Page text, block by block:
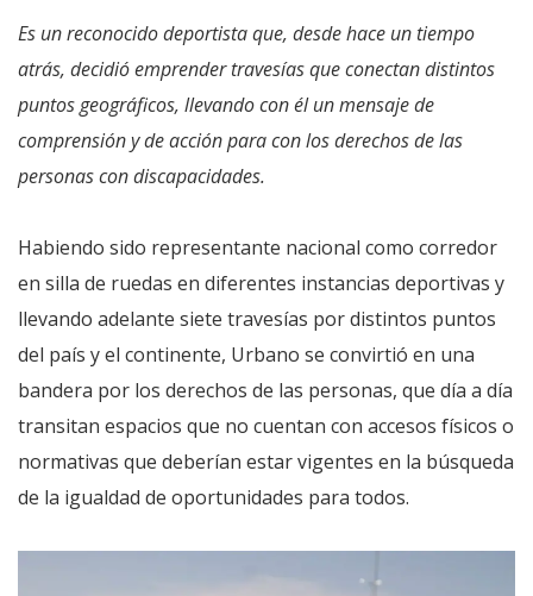
Es un reconocido deportista que, desde hace un tiempo
atrás, decidió emprender travesías que conectan distintos
puntos geográficos, llevando con él un mensaje de
comprensión y de acción para con los derechos de las
personas con discapacidades.
Habiendo sido representante nacional como corredor
en silla de ruedas en diferentes instancias deportivas y
llevando adelante siete travesías por distintos puntos
del país y el continente, Urbano se convirtió en una
bandera por los derechos de las personas, que día a día
transitan espacios que no cuentan con accesos físicos o
normativas que deberían estar vigentes en la búsqueda
de la igualdad de oportunidades para todos.